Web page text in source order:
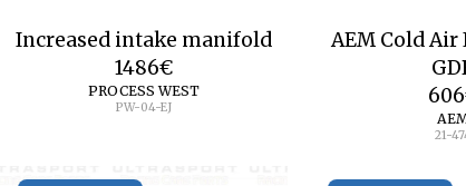
Increased intake manifold
1486€
PROCESS WEST
PW-04-EJ
AEM Cold
606
21-